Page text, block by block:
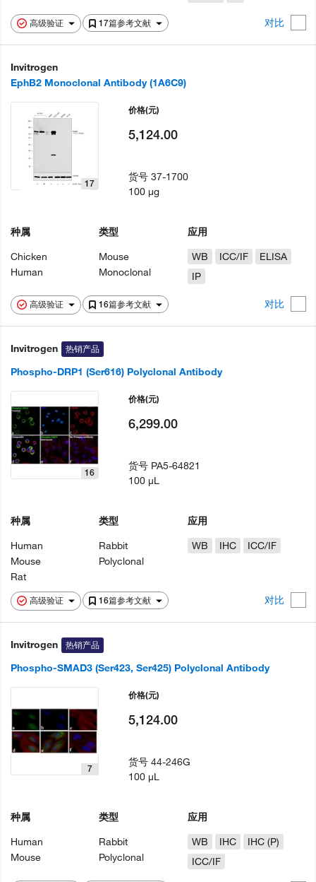
高级验证 17篇参考文献 对比
Invitrogen
EphB2 Monoclonal Antibody (1A6C9)
高级验证 16篇参考文献 对比
17
种属
Chicken
Human
类型
Mouse
Monoclonal
应用
WB
ICC/IF
ELISA
IP
价格(元)
5,124.00
货号37-1700
100 µg
Invitrogen 热销产品
Phospho-DRP1 (Ser616) Polyclonal Antibody
高级验证 16篇参考文献 对比
16
种属
Human
Mouse
Rat
类型
Rabbit
Polyclonal
应用
WB
IHC ICC/IF
价格(元)
6,299.00
货号 PA5-64821
100 µL
Invitrogen 热销产品
Phospho-SMAD3 (Ser423, Ser425) Polyclonal Antibody
7
种属
Human
Mouse
类型
Rabbit
Polyclonal
应用
WB
IHC
IHC (P)
ICC/IF
价格(元)
5,124.00
货号44-246G
100 µL